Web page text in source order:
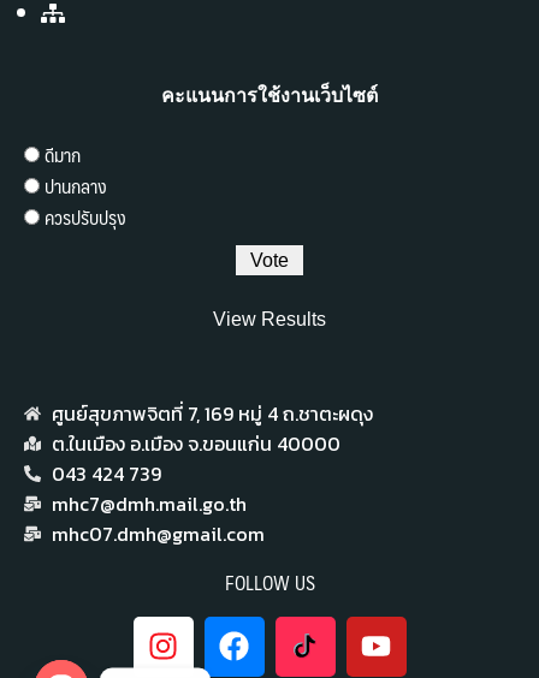
คะแนนการใช้งานเว็บไซต์
ดีมาก
ปานกลาง
ควรปรับปรุง
View Results
ศูนย์สุขภาพจิตที่ 7,​ 169 หมู่ 4 ถ.ชาตะผดุง
ต.ในเมือง อ.เมือง จ.ขอนแก่น 40000
043 424 739
mhc7@dmh.mail.go.th
mhc07.dmh@gmail.com
FOLLOW US